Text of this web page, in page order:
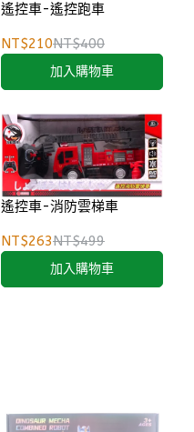
遙控車-遙控跑車
NT$210NT$400
加入購物車
遙控車-消防雲梯車
NT$263NT$499
加入購物車